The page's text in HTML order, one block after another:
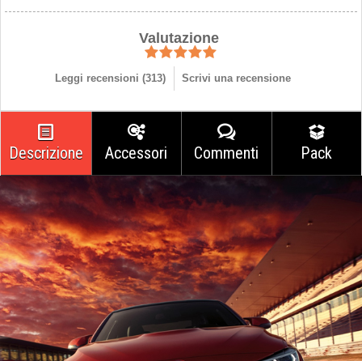
Valutazione
Leggi recensioni (313) Scrivi una recensione
Descrizione Accessori Commenti Pack